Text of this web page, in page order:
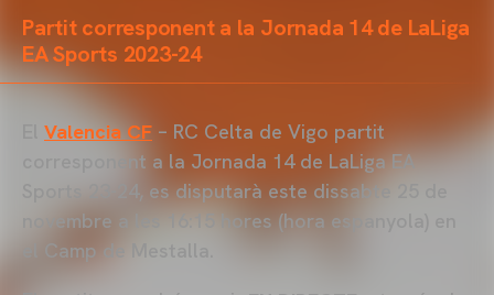
Partit corresponent a la Jornada 14 de LaLiga
EA Sports 2023-24
Valencia CF – RC Celta de Vigo partit
corresponent a la Jornada 14 de LaLiga EA
Sports 23-24, es disputarà este dissabte 25 de
novembre a les 16:15 hores (hora espanyola) en
el Camp de Mestalla.